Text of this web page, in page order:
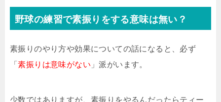
野球の練習で素振りをする意味は無い？
素振りのやり方や効果についての話になると、必ず
「素振りは意味がない 」派がいます。
少数ではありますが、素振りをやるんだったらティー